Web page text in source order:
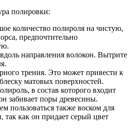
полировки:
количество полироля на чистую,
предпочтительно
направления волокон. Вытрите
трения. Это может привести к
матовых поверхностей.
в состав которого входит
забивает поры древесины.
пользоваться также воском для
так как он придает серый цвет